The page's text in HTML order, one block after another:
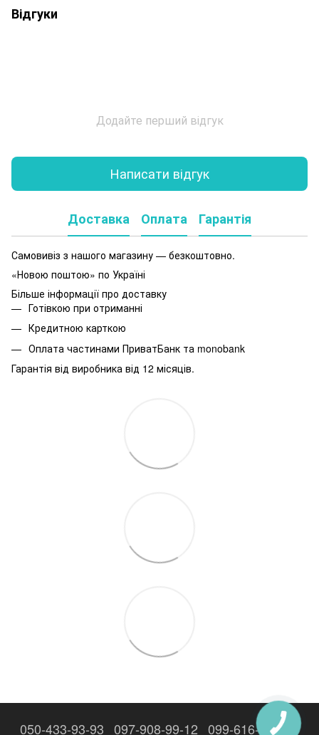
Відгуки
Додайте перший відгук
Написати відгук
Доставка Оплата Гарантія
Самовивіз з нашого магазину — безкоштовно.
«Новою поштою» по Україні
Більше інформації про доставку
Готівкою при отриманні
Кредитною карткою
Оплата частинами ПриватБанк та monobank
Гарантія від виробника від 12 місяців.
050-433-93-93 097-908-99-12 099-616-19-69